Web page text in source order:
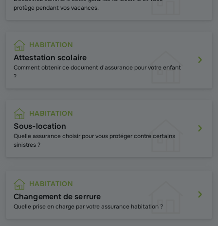
protège pendant vos vacances.
HABITATION
Attestation scolaire
Comment obtenir ce document d'assurance pour votre enfant
?
HABITATION
Sous-location
Quelle assurance choisir pour vous protéger contre certains
sinistres ?
HABITATION
Changement de serrure
Quelle prise en charge par votre assurance habitation ?